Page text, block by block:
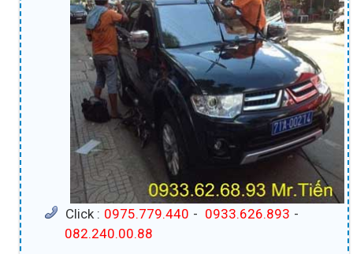
Click : 0975.779.440 - 0933.626.893 -
082.240.00.88